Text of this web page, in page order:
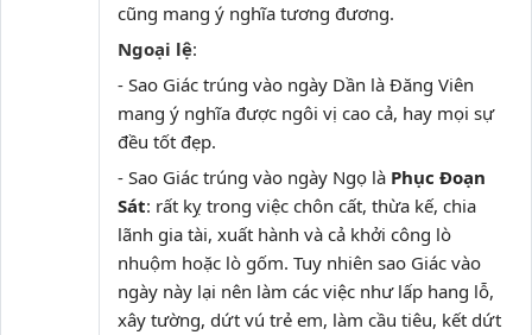
cũng mang ý nghĩa tương đương.
Ngoại lệ:
- Sao Giác trúng vào ngày Dần là Đăng Viên
mang ý nghĩa được ngôi vị cao cả, hay mọi sự
đều tốt đẹp.
- Sao Giác trúng vào ngày Ngọ là Phục Đoạn
Sát: rất kỵ trong việc chôn cất, thừa kế, chia
lãnh gia tài, xuất hành và cả khởi công lò
nhuộm hoặc lò gốm. Tuy nhiên sao Giác vào
ngày này lại nên làm các việc như lấp hang lỗ,
xây tường, dứt vú trẻ em, làm cầu tiêu, kết dứt